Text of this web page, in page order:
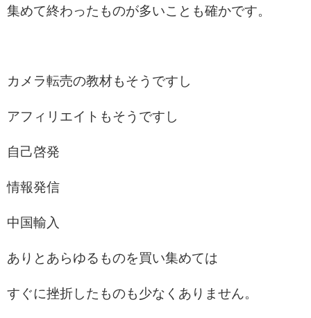
集めて終わったものが多いことも確かです。
カメラ転売の教材もそうですし
アフィリエイトもそうですし
自己啓発
情報発信
中国輸入
ありとあらゆるものを買い集めては
すぐに挫折したものも少なくありません。